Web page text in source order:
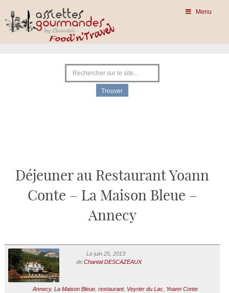
Menu
Déjeuner au Restaurant Yoann
Conte – La Maison Bleue –
Annecy
Le juin 25, 2013
de Chantal DESCAZEAUX
Annecy, La Maison Bleue, restaurant, Veyrier du Lac, Yoann Conte